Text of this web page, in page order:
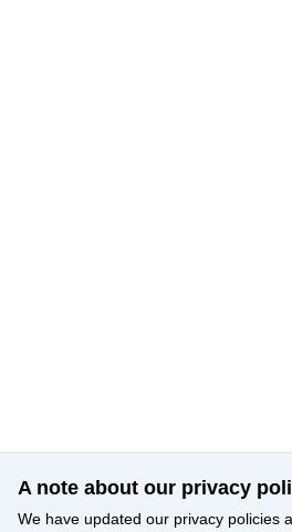
A note about our privacy
We have updated our privacy policies